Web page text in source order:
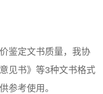
鉴定文书质量，我协
见书》等3种文书格式
参考使用。